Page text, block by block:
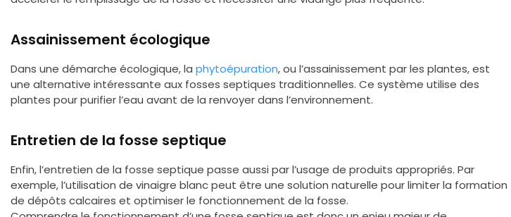
Assainissement écologique
Dans une démarche écologique, la phytoépuration, ou l’assainissement par les plantes, est
une alternative intéressante aux fosses septiques traditionnelles. Ce système utilise des
plantes pour purifier l’eau avant de la renvoyer dans l’environnement.
Entretien de la fosse septique
Enfin, l’entretien de la fosse septique passe aussi par l’usage de produits appropriés. Par
exemple, l’utilisation de vinaigre blanc peut être une solution naturelle pour limiter la formation
de dépôts calcaires et optimiser le fonctionnement de la fosse.